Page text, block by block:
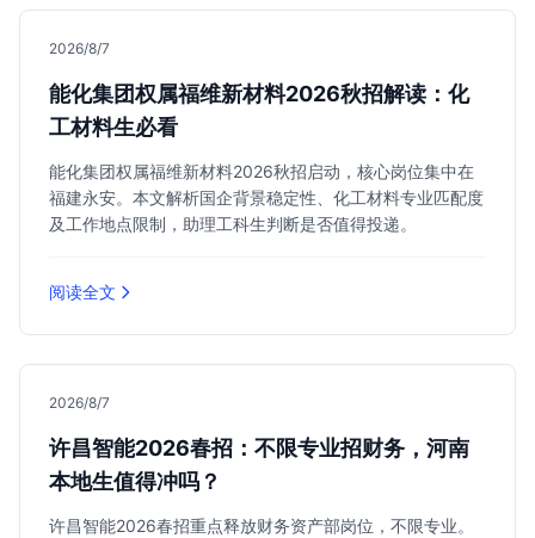
2026/8/7
能化集团权属福维新材料2026秋招解读：化
工材料生必看
能化集团权属福维新材料2026秋招启动，核心岗位集中在
福建永安。本文解析国企背景稳定性、化工材料专业匹配度
及工作地点限制，助理工科生判断是否值得投递。
阅读全文
2026/8/7
许昌智能2026春招：不限专业招财务，河南
本地生值得冲吗？
许昌智能2026春招重点释放财务资产部岗位，不限专业。